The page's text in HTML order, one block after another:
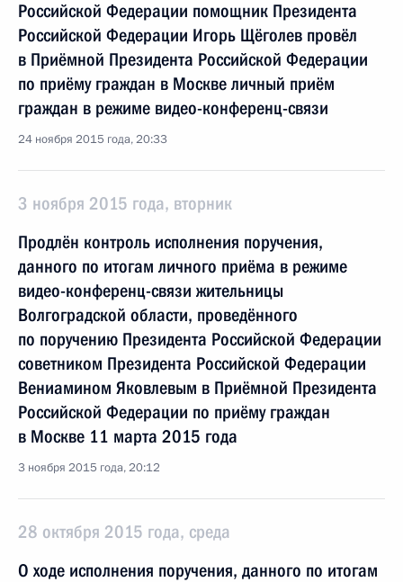
Российской Федерации помощник Президента
Российской Федерации Игорь Щёголев провёл
в Приёмной Президента Российской Федерации
по приёму граждан в Москве личный приём
граждан в режиме видео-конференц-связи
24 ноября 2015 года, 20:33
3 ноября 2015 года, вторник
Продлён контроль исполнения поручения,
данного по итогам личного приёма в режиме
видео-конференц-связи жительницы
Волгоградской области, проведённого
по поручению Президента Российской Федерации
советником Президента Российской Федерации
Вениамином Яковлевым в Приёмной Президента
Российской Федерации по приёму граждан
в Москве 11 марта 2015 года
3 ноября 2015 года, 20:12
28 октября 2015 года, среда
О ходе исполнения поручения, данного по итогам